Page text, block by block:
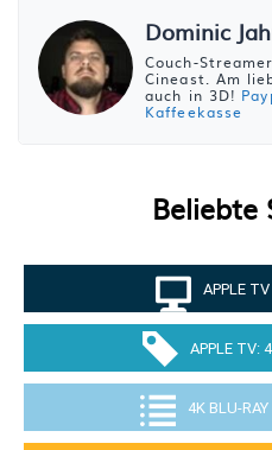
Dominic
Couch-
Cineast. Am
auch in 3D!
Kaffeekasse
Beliebte
APPLE
APPLE TV:
4K BLU-